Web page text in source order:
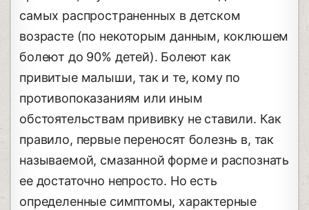
самых распространенных в детском
возрасте (по некоторым данным, коклюшем
болеют до 90% детей). Болеют как
привитые малыши, так и те, кому по
противопоказаниям или иным
обстоятельствам прививку не ставили. Как
правило, первые переносят болезнь в, так
называемой, смазанной форме и распознать
ее достаточно непросто. Но есть
определенные симптомы, характерные